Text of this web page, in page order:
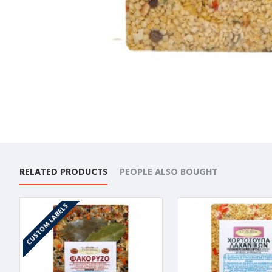
RELATED PRODUCTS PEOPLE ALSO BOUGHT
CUSTOM LABELS